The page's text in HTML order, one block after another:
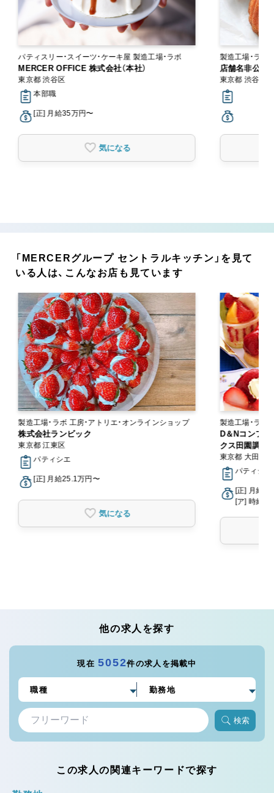
パティスリー・スイーツ・ケーキ屋 製造工場・ラボ
MERCER OFFICE 株式会社（本社）
東京都 渋谷区
本部職
[正] 月給35万円〜
気になる
製造工場・ラボ
店舗名非公開
東京都 渋谷区
「MERCERグループ セントラルキッチン」を見て
いる人は、こんなお店も見ています
製造工場・ラボ 工房・アトリエ・オンラインショップ
株式会社ランビック
東京都 江東区
パティシエ
[正] 月給25.1万円〜
気になる
製造工場・ラボ
D＆Nコンフ
クス田園調布
東京都 大田区
パティシエ
[正] 月給
[ア] 時給
他の求人を探す
現在5052件の求人を掲載中
検索
この求人の関連キーワードで探す